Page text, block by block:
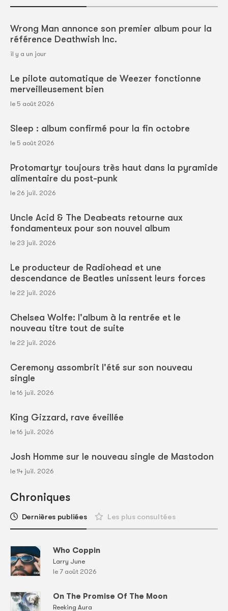
Wrong Man annonce son premier album pour la
référence Deathwish Inc.
il y a un jour
Le pilote automatique de Weezer fonctionne
merveilleusement bien
le 5 août 2026
Sleep : album confirmé pour la fin octobre
le 5 août 2026
Protomartyr toujours très haut dans la pyramide
alimentaire du post-punk
le 26 juil. 2026
Uncle Acid & The Deabeats retourne aux
fondamenteux pour son nouvel album
le 23 juil. 2026
Le producteur de Radiohead et une
descendance de Beatles unissent leurs forces
le 22 juil. 2026
Chelsea Wolfe: l'album à la rentrée et le
nouveau titre tout de suite
le 22 juil. 2026
Ceremony assombrit l'été sur son nouveau
single
le 16 juil. 2026
King Gizzard, rave éveillée
le 16 juil. 2026
Josh Homme sur le nouveau single de Mastodon
le 14 juil. 2026
Chroniques
Dernières publiées Les plus consultées
Who Coppin
Larry June
le 7 août 2026
On The Promise Of The Moon
Reeking Aura